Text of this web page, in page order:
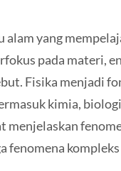
alam yang
pada materi,
Fisika menjadi
kimia,
menjelaskan
fenomena